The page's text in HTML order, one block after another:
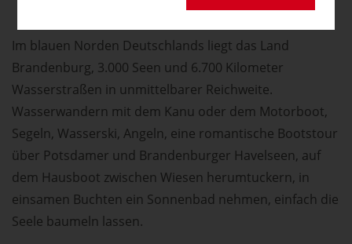
Im blauen Norden Deutschlands liegt das Land
Brandenburg, 3.000 Seen und 6.700 Kilometer
Wasserstraßen in unmittelbarer Reichweite.
Wasserwandern mit dem Kanu oder dem Motorboot,
Segeln, Wasserski, Angeln, eine romantische Bootstour
über Potsdamer und Brandenburger Havelseen, auf
dem Hausboot zwischen Wiesen herumtuckern, in
einsamen Buchten ein Sonnenbad nehmen, einfach die
Seele baumeln lassen.